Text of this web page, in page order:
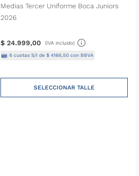
Medias Tercer Uniforme Boca Juniors
2026
$ 24.999,00 (IVA incluido)
6cuotas S/I de $ 4166,50con BBVA
SELECCIONAR TALLE